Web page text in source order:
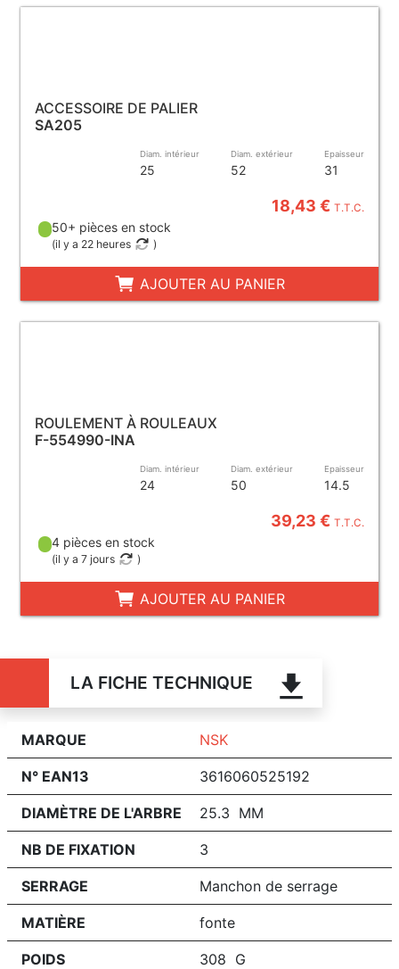
ACCESSOIRE DE PALIER
SA205
Diam. intérieur
25
Diam. extérieur
52
Epaisseur
31
18,43 €T.T.C.
50+ pièces en stock
(il y a 22 heures )
AJOUTER AU PANIER
ROULEMENT À ROULEAUX
F-554990-INA
Diam. intérieur
24
Diam. extérieur
50
Epaisseur
14.5
39,23 €T.T.C.
4 pièces en stock
(il y a 7 jours )
AJOUTER AU PANIER
LA FICHE TECHNIQUE
MARQUE NSK
N° EAN13 3616060525192
DIAMÈTRE DE L'ARBRE 25.3 MM
NB DE FIXATION 3
SERRAGE Manchon de serrage
MATIÈRE fonte
POIDS 308 G